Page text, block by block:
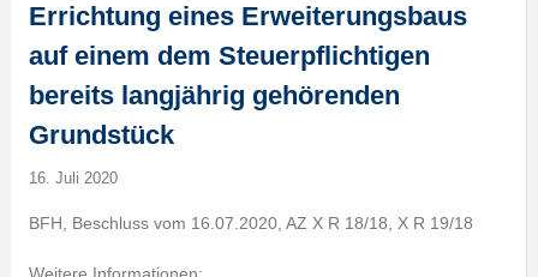
Errichtung eines Erweiterungsbaus
auf einem dem Steuerpflichtigen
bereits langjährig gehörenden
Grundstück
16. Juli 2020
BFH, Beschluss vom 16.07.2020, AZ X R 18/18, X R 19/18